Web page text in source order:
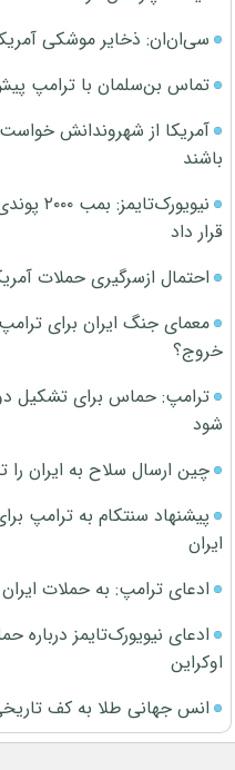
سی‌ان‌ان: ذخایر موشکی
تماس بن‌سلمان با ترامپ پیش
آمریکا از شهروندانش خواست
باشند
قرار داد
احتمال ازسرگیری حملات
معمای جنگ ایران برای
خروج؟
ترامپ: حماس برای تشکیل
شود
چین ارسال سلاح به ایران
پیشنهاد سنتکام به ترامپ
ایران
ادعای ترامپ: به حملات
ادعای نیویورک‌تایمز درباره
اوکراین
انس جهانی طلا به کف